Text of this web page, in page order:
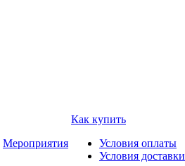
Мероприятия
Как купить
Условия оплаты
Условия доставки